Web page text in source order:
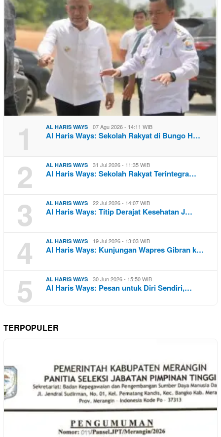
1 AL HARIS WAYS 07 Agu 2026 - 14:11 WIB
Al Haris Ways: Sekolah Rakyat di Bungo H…
2 AL HARIS WAYS 31 Jul 2026 - 11:35 WIB
Al Haris Ways: Sekolah Rakyat Terintegra…
3 AL HARIS WAYS 22 Jul 2026 - 14:07 WIB
Al Haris Ways: Titip Derajat Kesehatan J…
4 AL HARIS WAYS 19 Jul 2026 - 13:03 WIB
Al Haris Ways: Kunjungan Wapres Gibran k…
5 AL HARIS WAYS 30 Jun 2026 - 15:50 WIB
Al Haris Ways: Pesan untuk Diri Sendiri,…
TERPOPULER